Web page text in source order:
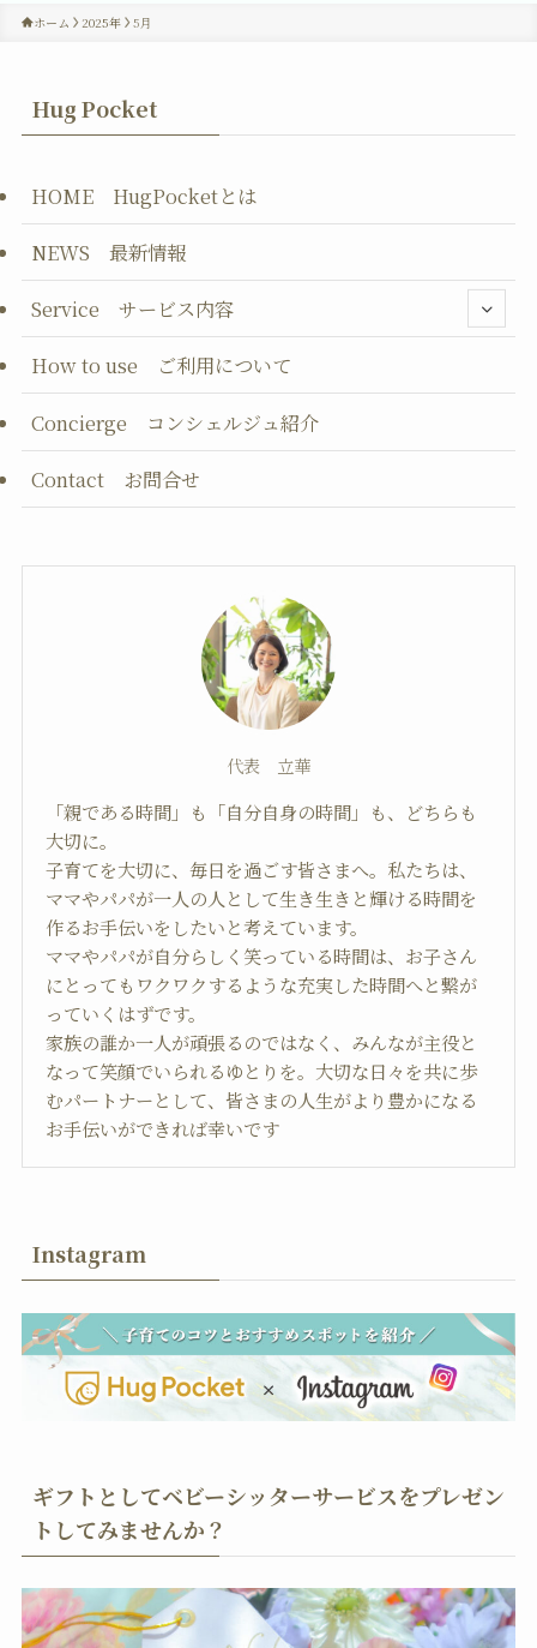
ホーム 2025年 5月
Hug Pocket
HOME HugPocketとは
NEWS 最新情報
Service サービス内容
How to use ご利用について
Concierge コンシェルジュ紹介
Contact お問合せ
代表 立華
「親である時間」も「自分自身の時間」も、どちらも
大切に。
子育てを大切に、毎日を過ごす皆さまへ。私たちは、
ママやパパが一人の人として生き生きと輝ける時間を
作るお手伝いをしたいと考えています。
ママやパパが自分らしく笑っている時間は、お子さん
にとってもワクワクするような充実した時間へと繋が
っていくはずです。
家族の誰か一人が頑張るのではなく、みんなが主役と
なって笑顔でいられるゆとりを。大切な日々を共に歩
むパートナーとして、皆さまの人生がより豊かになる
お手伝いができれば幸いです
Instagram
ギフトとしてベビーシッターサービスをプレゼン
トしてみませんか？